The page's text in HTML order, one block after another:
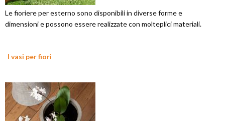
Le fioriere per esterno sono disponibili in diverse forme e
dimensioni e possono essere realizzate con molteplici materiali.
I vasi per fiori